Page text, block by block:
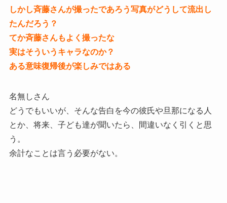
しかし斉藤さんが撮ったであろう写真がどうして流出し
たんだろう？
てか斉藤さんもよく撮ったな
実はそういうキャラなのか？
ある意味復帰後が楽しみではある
名無しさん
どうでもいいが、そんな告白を今の彼氏や旦那になる人
とか、将来、子ども達が聞いたら、間違いなく引くと思
う。
余計なことは言う必要がない。